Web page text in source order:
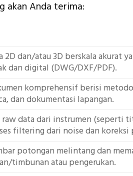
akan Anda terima:
2D dan/atau 3D berskala akurat
dan digital (DWG/DXF/PDF).
komprehensif berisi
dan dokumentasi lapangan.
raw data dari instrumen (seperti
filtering dari noise dan koreksi
potongan melintang dan
timbunan atau pengerukan.